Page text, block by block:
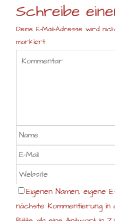
Schreibe
Deine E-Mail-Adresse wird
markiert
Eigenen Namen, eigene
nächste Kommentierung